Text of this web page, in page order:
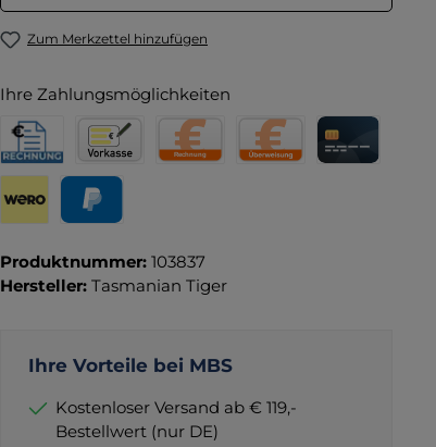
Zum Merkzettel hinzufügen
Ihre Zahlungsmöglichkeiten
Rechnung für Behörden
Vorkasse
Produktnummer: 103837
Hersteller: Tasmanian Tiger
Ihre Vorteile bei MBS
Kostenloser Versand ab € 119,-
Bestellwert (nur DE)